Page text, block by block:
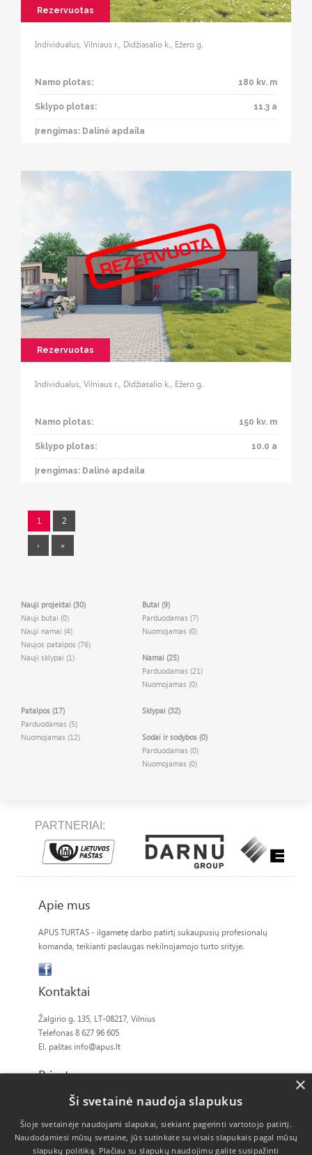
Rezervuotas
Individualus, Vilniaus r., Didžiasalio k., Ežero g.
Namo plotas: 180 kv. m
Sklypo plotas: 11.3 a
Įrengimas: Dalinė apdaila
Rezervuotas
Individualus, Vilniaus r., Didžiasalio k., Ežero g.
Namo plotas: 150 kv. m
Sklypo plotas: 10.0 a
Įrengimas: Dalinė apdaila
1 2
› »
Nauji projektai (30)
Nauji butai (0)
Nauji namai (4)
Naujos patalpos (76)
Nauji sklypai (1)
Butai (9)
Parduodamas (7)
Nuomojamas (0)
Namai (25)
Parduodamas (21)
Nuomojamas (0)
Patalpos (17)
Parduodamas (5)
Nuomojamas (12)
Sklypai (32)
Sodai ir sodybos (0)
Parduodamas (0)
Nuomojamas (0)
PARTNERIAI:
Apie mus
APUS TURTAS - ilgametę darbo patirtį sukaupusių profesionalų
komanda, teikianti paslaugas nekilnojamojo turto srityje.
Kontaktai
Žalgirio g. 135, LT-08217, Vilnius
Telefonas 8 627 96 605
El. paštas info@apus.lt
Privatumas
Slapukų politikaŠi svetainė naudoja slapukus
Šioje svetainėje naudojami slapukai, siekiant pagerinti vartotojo patirtį.
Naudodamiesi mūsų svetaine, jūs sutinkate su visais slapukais pagal mūsų
slapukų politiką. Plačiau su slapukų naudojimu galite susipažinti
×